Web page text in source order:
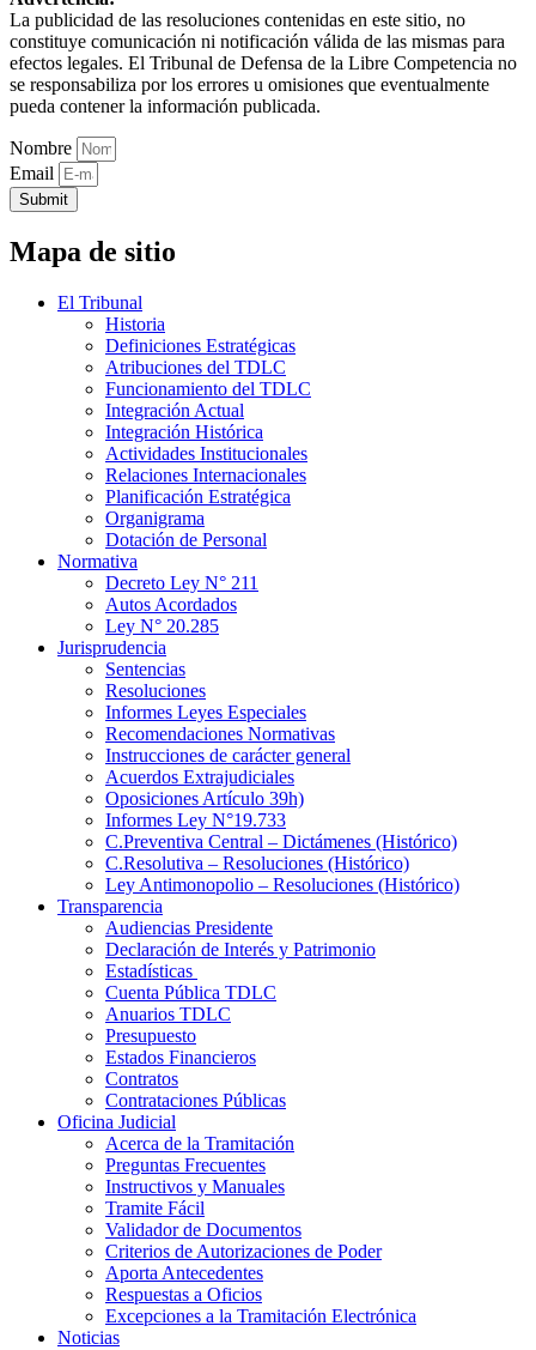
La publicidad de las resoluciones contenidas en este sitio, no
constituye comunicación ni notificación válida de las mismas para
efectos legales. El Tribunal de Defensa de la Libre Competencia no
se responsabiliza por los errores u omisiones que eventualmente
pueda contener la información publicada.
Nombre
Email
Submit
Mapa de sitio
El Tribunal
Historia
Definiciones Estratégicas
Atribuciones del TDLC
Funcionamiento del TDLC
Integración Actual
Integración Histórica
Actividades Institucionales
Relaciones Internacionales
Planificación Estratégica
Organigrama
Dotación de Personal
Normativa
Decreto Ley N° 211
Autos Acordados
Ley N° 20.285
Jurisprudencia
Sentencias
Resoluciones
Informes Leyes Especiales
Recomendaciones Normativas
Instrucciones de carácter general
Acuerdos Extrajudiciales
Oposiciones Artículo 39h)
Informes Ley N°19.733
C.Preventiva Central – Dictámenes (Histórico)
C.Resolutiva – Resoluciones (Histórico)
Ley Antimonopolio – Resoluciones (Histórico)
Transparencia
Audiencias Presidente
Declaración de Interés y Patrimonio
Estadísticas
Cuenta Pública TDLC
Anuarios TDLC
Presupuesto
Estados Financieros
Contratos
Contrataciones Públicas
Oficina Judicial
Acerca de la Tramitación
Preguntas Frecuentes
Instructivos y Manuales
Tramite Fácil
Validador de Documentos
Criterios de Autorizaciones de Poder
Aporta Antecedentes
Respuestas a Oficios
Excepciones a la Tramitación Electrónica
Noticias